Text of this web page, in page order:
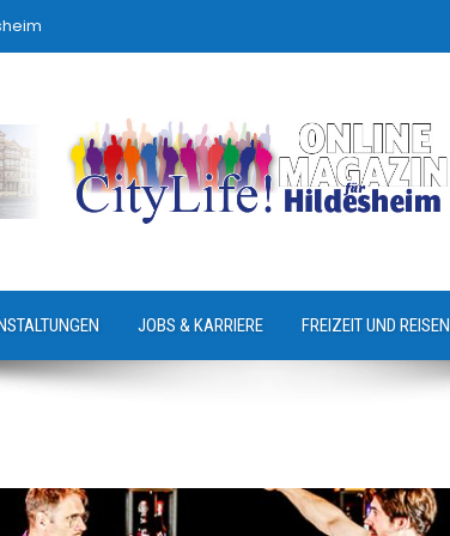
JOBS & KARRIERE FREIZEIT UND REISEN